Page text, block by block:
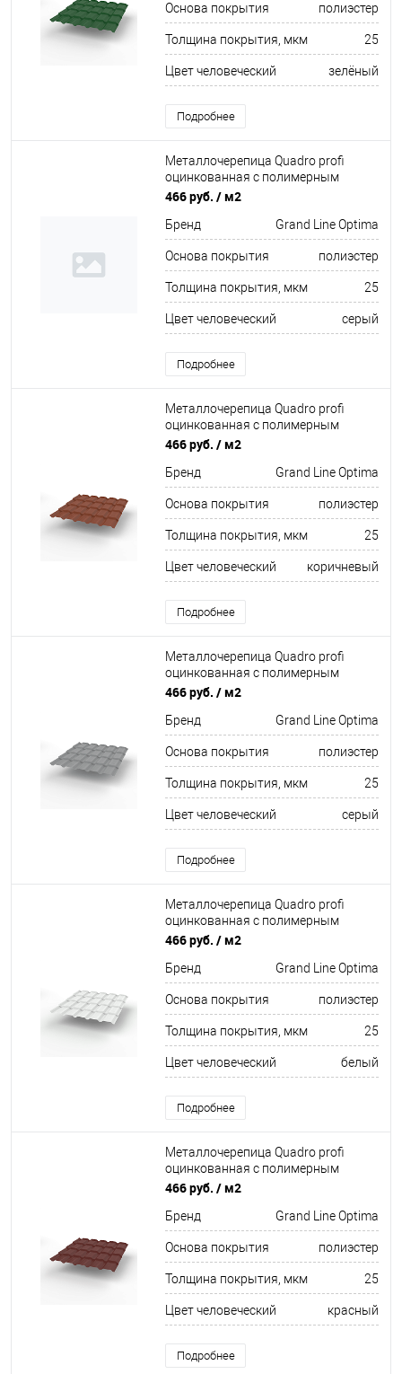
Основа покрытия полиэстер
Толщина покрытия, мкм 25
Цвет человеческий зелёный
Подробнее
Металлочерепица Quadro profi
оцинкованная с полимерным
покрытием 0,45х1159мм RAL 9006
466 руб. / м2
Бренд Grand Line Optima
Основа покрытия полиэстер
Толщина покрытия, мкм 25
Цвет человеческий серый
Подробнее
Металлочерепица Quadro profi
оцинкованная с полимерным
покрытием 0,45х1159мм RAL 8004
466 руб. / м2
Бренд Grand Line Optima
Основа покрытия полиэстер
Толщина покрытия, мкм 25
Цвет человеческий коричневый
Подробнее
Металлочерепица Quadro profi
оцинкованная с полимерным
покрытием 0,45х1159мм RAL 7004
466 руб. / м2
Бренд Grand Line Optima
Основа покрытия полиэстер
Толщина покрытия, мкм 25
Цвет человеческий серый
Подробнее
Металлочерепица Quadro profi
оцинкованная с полимерным
покрытием 0,45х1159мм RAL 9003
466 руб. / м2
Бренд Grand Line Optima
Основа покрытия полиэстер
Толщина покрытия, мкм 25
Цвет человеческий белый
Подробнее
Металлочерепица Quadro profi
оцинкованная с полимерным
покрытием 0,45х1159мм RAL 3011
466 руб. / м2
Бренд Grand Line Optima
Основа покрытия полиэстер
Толщина покрытия, мкм 25
Цвет человеческий красный
Подробнее